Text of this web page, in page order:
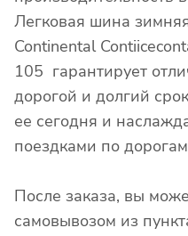
Легковая шина
Continental
105 гарантирует
дорогой и долгий
ее сегодня и
поездками по
После заказа, вы
самовывозом из